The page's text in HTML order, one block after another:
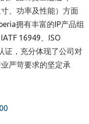
、功率及性能）方面
拥有丰富的IP产品组
16949、ISO
证，充分体现了公司对
严苛要求的坚定承